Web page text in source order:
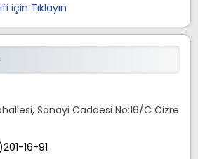
için Tıklayın
Sanayi Caddesi No:16/C Cizre
16-91